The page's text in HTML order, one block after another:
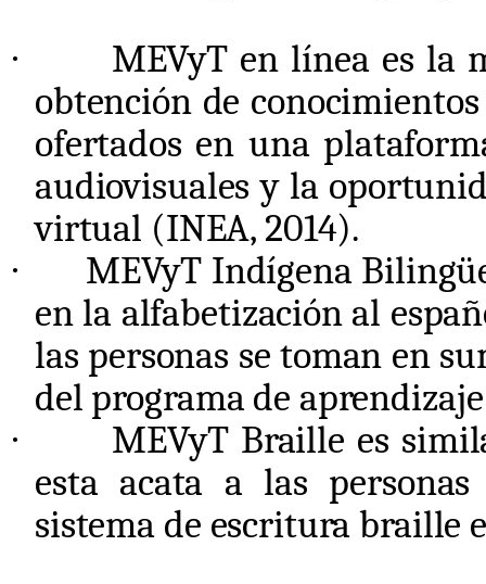
·
MEVyT en línea es la
obtención de
ofertados en una
audiovisuales y la
virtual (INEA, 2014).
·
MEVyT Indígena
en la alfabetización al
las personas se toman en
del programa de
·
MEVyT Braille es
esta acata a las
sistema de escritura braille